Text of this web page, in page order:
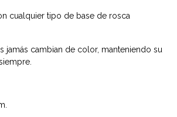
cualquier tipo de base de rosca
jamás cambian de color, manteniendo su